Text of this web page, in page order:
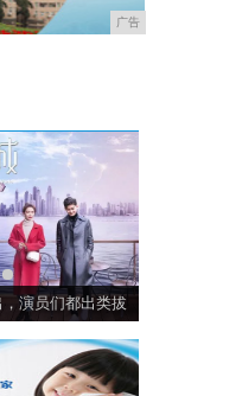
广告
演员们都出类拔